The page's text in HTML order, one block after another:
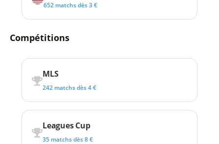
652 matchs dès 3 €
Compétitions
MLS
242 matchs dès 4 €
Leagues Cup
35 matchs dès 8 €